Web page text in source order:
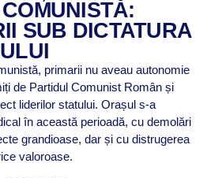
SUB DICTATURA
primarii nu aveau autonomie
de Partidul Comunist Român și
liderilor statului. Orașul s-a
în această perioadă, cu demolări
grandioase, dar și cu distrugerea
valoroase.